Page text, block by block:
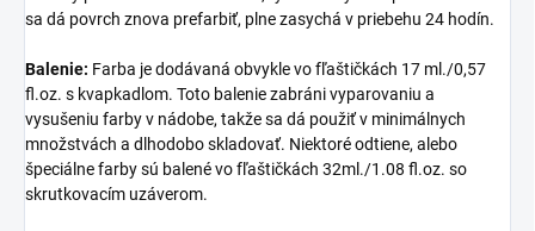
sa dá povrch znova prefarbiť, plne zasychá v priebehu 24 hodín.
Balenie: Farba je dodávaná obvykle vo fľaštičkách 17 ml./0,57
fl.oz. s kvapkadlom. Toto balenie zabráni vyparovaniu a
vysušeniu farby v nádobe, takže sa dá použiť v minimálnych
množstvách a dlhodobo skladovať. Niektoré odtiene, alebo
špeciálne farby sú balené vo fľaštičkách 32ml./1.08 fl.oz. so
skrutkovacím uzáverom.